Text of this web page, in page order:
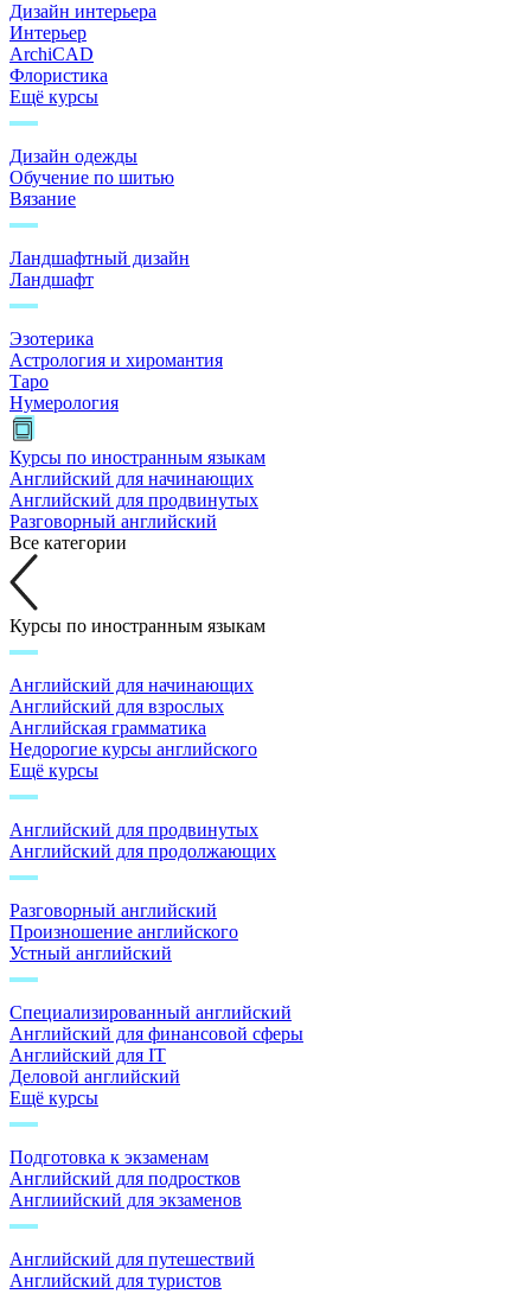
Дизайн интерьера
Интерьер
ArchiCAD
Флористика
Ещё курсы
Дизайн одежды
Обучение по шитью
Вязание
Ландшафтный дизайн
Ландшафт
Эзотерика
Астрология и хиромантия
Таро
Нумерология
Курсы по иностранным языкам
Английский для начинающих
Английский для продвинутых
Разговорный английский
Все категории
Курсы по иностранным языкам
Английский для начинающих
Английский для взрослых
Английская грамматика
Недорогие курсы английского
Ещё курсы
Английский для продвинутых
Английский для продолжающих
Разговорный английский
Произношение английского
Устный английский
Специализированный английский
Английский для финансовой сферы
Английский для IT
Деловой английский
Ещё курсы
Подготовка к экзаменам
Английский для подростков
Англиийский для экзаменов
Английский для путешествий
Английский для туристов